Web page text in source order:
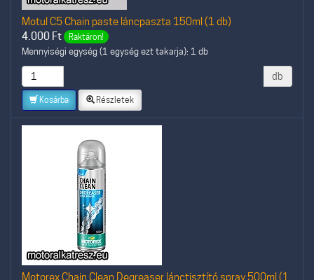
Motul C5 Chain paste láncpaszta 150ml (1 db)
4.000 Ft Raktáron!
Mennyiségi egység (1 egység ezt takarja): 1 db
db
Kosárba Részletek
Motorex Chain Clean Degreaser lánctisztító spray 500ml (1